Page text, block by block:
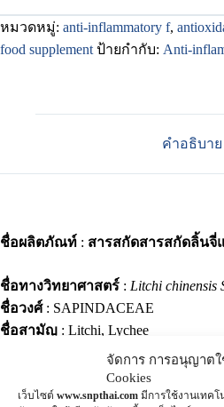
จัดการ การอนุญาตใ
Cookies
เว็บไซต์ www.snpthai.com มีการใช้งานเทค
หมวดหมู่: anti-inflammatory f,
food supplement ป้ายกำกับ: Anti-
คำอธิบาย
ชื่อผลิตภัณท์ : สารสกัดสารสกัดลิ้นจี่
ชื่อทางวิทยาศาสตร์ : Litchi chinensis
ชื่อวงศ์: SAPINDACEAE
ชื่อสามัญ : Litchi, Lychee
: Seed (เมล็ด)
ลิ้นจี่ เป็นผลไม้ที่พบมากทางภาคเห